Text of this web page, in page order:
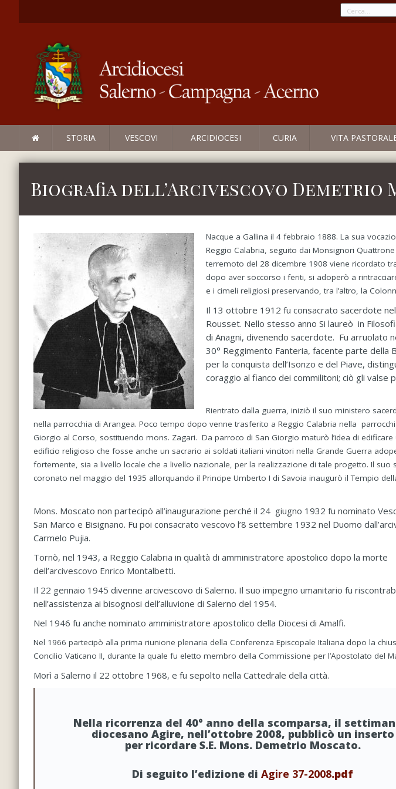
STORIA VESCOVI ARCIDIOCESI CURIA VITA
Biografia dell’Arcivescovo Demetrio
Nacque a Gallina il 4 febbraio 1888. La sua
Reggio Calabria, seguito dai Monsignori
terremoto del 28 dicembre 1908 viene ricordato
dopo aver soccorso i feriti, si adoperò a
e i cimeli religiosi preservando, tra l’altro, la
Il 13 ottobre 1912 fu consacrato sacerdote
Rousset. Nello stesso anno Si laureò in
di Anagni, divenendo sacerdote. Fu arruolato
30° Reggimento Fanteria, facente parte della
per la conquista dell’Isonzo e del Piave,
coraggio al fianco dei commilitoni; ciò gli valse
Rientrato dalla guerra, iniziò il suo ministero
nella parrocchia di Arangea. Poco tempo dopo venne trasferito a Reggio Calabria nella
Giorgio al Corso, sostituendo mons. Zagari. Da parroco di San Giorgio maturò l’idea di edificare
edificio religioso che fosse anche un sacrario ai soldati italiani vincitori nella Grande Guerra
fortemente, sia a livello locale che a livello nazionale, per la realizzazione di tale progetto. Il suo
coronato nel maggio del 1935 allorquando il Principe Umberto I di Savoia inaugurò il Tempio
Mons. Moscato non partecipò all’inaugurazione perché il 24 giugno 1932 fu nominato
San Marco e Bisignano. Fu poi consacrato vescovo l’8 settembre 1932 nel Duomo
Carmelo Pujia.
Tornò, nel 1943, a Reggio Calabria in qualità di amministratore apostolico dopo la morte
dell’arcivescovo Enrico Montalbetti.
Il 22 gennaio 1945 divenne arcivescovo di Salerno. Il suo impegno umanitario fu
nell’assistenza ai bisognosi dell’alluvione di Salerno del 1954.
Nel 1946 fu anche nominato amministratore apostolico della Diocesi di Amalfi.
Nel 1966 partecipò alla prima riunione plenaria della Conferenza Episcopale Italiana dopo la
Concilio Vaticano II, durante la quale fu eletto membro della Commissione per l’Apostolato del
Morì a Salerno il 22 ottobre 1968, e fu sepolto nella Cattedrale della città.
Nella ricorrenza del 40° anno della scomparsa, il
diocesano Agire, nell’ottobre 2008, pubblicò un inserto
per ricordare S.E. Mons. Demetrio Moscato.
Di seguito l’edizione diAgire 37-2008.pdf